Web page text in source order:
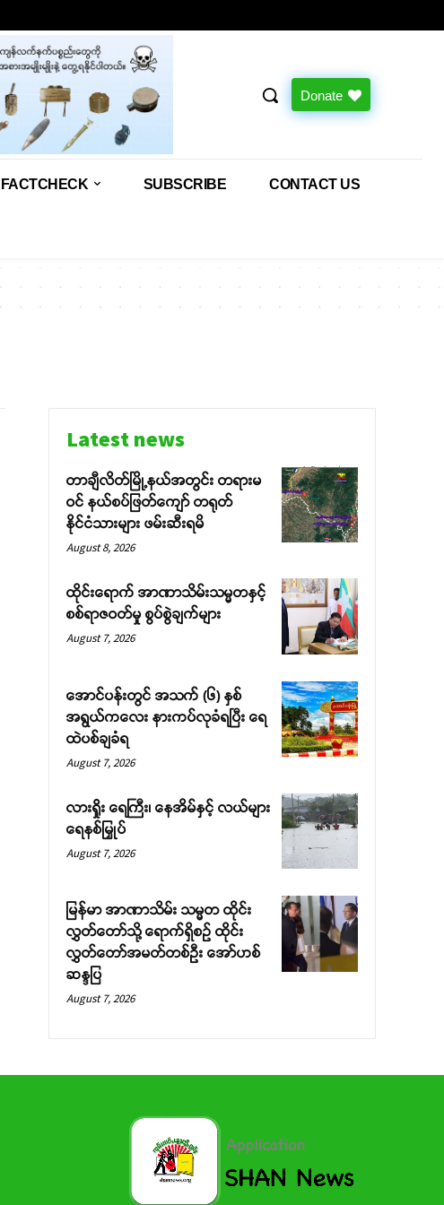
Donate
FACTCHECK SUBSCRIBE CONTACT US
Latest news
တာချီလိတ်မြို့နယ်အတွင်း တရားမ
ဝင် နယ်စပ်ဖြတ်ကျော် တရုတ်
နိုင်ငံသားများ ဖမ်းဆီးရမိ
August 8, 2026
ထိုင်းရောက် အာဏာသိမ်းသမ္မတနှင့်
စစ်ရာဇဝတ်မှု စွပ်စွဲချက်များ
August 7, 2026
အောင်ပန်းတွင် အသက် (၆) နှစ်
အရွယ်ကလေး နားကပ်လုခံရပြီး ရေ
ထဲပစ်ချခံရ
August 7, 2026
လားရှိုး ရေကြီး၊ နေအိမ်နှင့် လယ်များ
ရေနစ်မြှုပ်
August 7, 2026
မြန်မာ အာဏာသိမ်း သမ္မတ ထိုင်း
လွှတ်တော်သို့ ရောက်ရှိစဉ် ထိုင်း
လွှတ်တော်အမတ်တစ်ဦး အော်ဟစ်
ဆန္ဒပြ
August 7, 2026